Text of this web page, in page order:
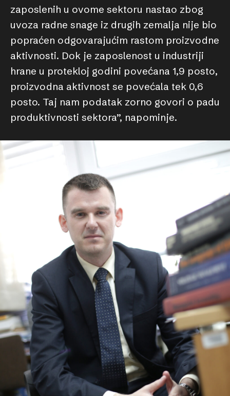
zaposlenih u ovome sektoru nastao zbog
uvoza radne snage iz drugih zemalja nije bio
popraćen odgovarajućim rastom proizvodne
aktivnosti. Dok je zaposlenost u industriji
hrane u protekloj godini povećana 1,9 posto,
proizvodna aktivnost se povećala tek 0,6
posto. Taj nam podatak zorno govori o padu
produktivnosti sektora”, napominje.